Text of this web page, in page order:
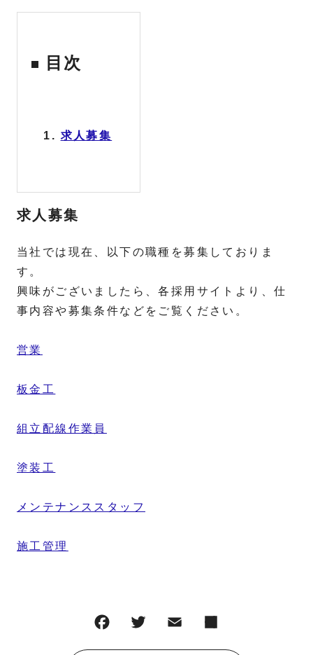
目次
求人募集
求人募集
当社では現在、以下の職種を募集しておりま
す。
興味がございましたら、各採用サイトより、仕
事内容や募集条件などをご覧ください。
営業
板金工
組立配線作業員
塗装工
メンテナンススタッフ
施工管理